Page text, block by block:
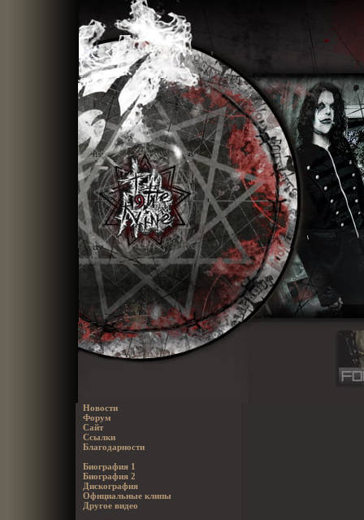
Новости
Форум
Сайт
Ссылки
Благодарности
Биография 1
Биография 2
Дискография
Официальные клипы
Другое видео